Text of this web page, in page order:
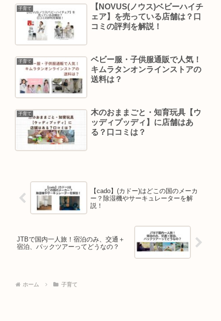
子育て
【NOVUS(ノウス)ベビーハイチ
ェア】を売っている店舗は？口
コミの評判を解説！
子育て
ベビー服・子供服通販で人気！
キムラタンオンラインストアの
送料は？
子育て
木のおままごと・知育玩具【ウ
ッディプッディ】に店舗はあ
る？口コミは？
【cado】(カドー)はどこの国のメーカ
ー？除湿機やサーキュレーターを解
説！
JTBで国内一人旅！宿泊のみ、交通＋
宿泊、パックツアーってどうなの？
ホーム 子育て